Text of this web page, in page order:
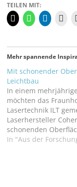
TEILEN MIT:
Mehr spannende
Mit schonender
Leichtbau
In einem
möchten das
Lasertechnik ILT
Laserhersteller
schonenden
entwickeln, die auf
In "Aus der